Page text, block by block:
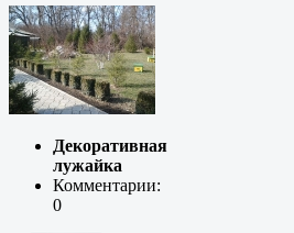
Декоративная
лужайка
Комментарии:
0